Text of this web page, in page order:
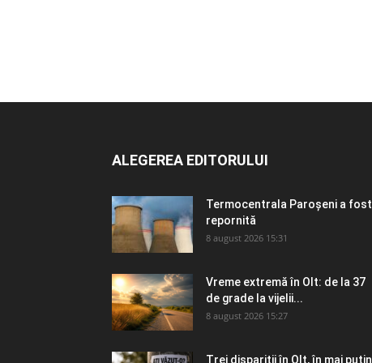
ALEGEREA EDITORULUI
Termocentrala Paroșeni a fost
repornită
8 august 2026 15:31
Vreme extremă în Olt: de la 37
de grade la vijelii...
8 august 2026 15:27
Trei dispariții în Olt, în mai puțin